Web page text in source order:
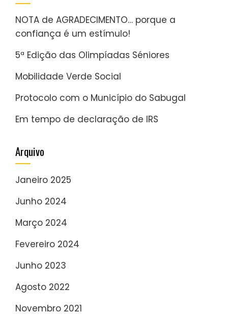
NOTA de AGRADECIMENTO… porque a
confiança é um estímulo!
5ª Edição das Olimpíadas Séniores
Mobilidade Verde Social
Protocolo com o Município do Sabugal
Em tempo de declaração de IRS
Arquivo
Janeiro 2025
Junho 2024
Março 2024
Fevereiro 2024
Junho 2023
Agosto 2022
Novembro 2021